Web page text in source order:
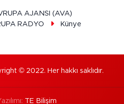
AJANSI (AVA)
RADYO Künye
© 2022. Her hakkı saklıdır.
TE Bilişim